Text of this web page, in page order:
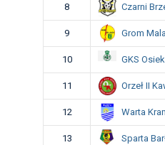
8 Czarni
9 Grom
10 GKS
11 Orzeł II
12 Warta
13 Sparta